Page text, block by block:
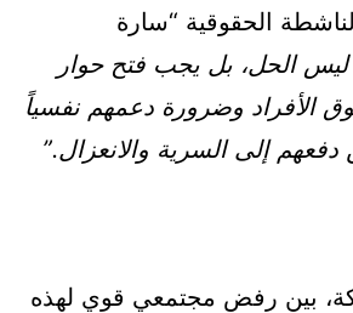
الحقوقية “سارة
ليس الحل، بل يجب فتح حوار
الأفراد وضرورة دعمهم نفسياً
دفعهم إلى السرية والانعزال.”
بين رفض مجتمعي قوي لهذه